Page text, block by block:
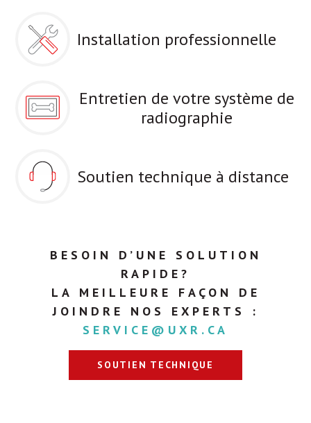
Installation professionnelle
Entretien de votre système de
radiographie
Soutien technique à distance
BESOIN D’UNE SOLUTION
RAPIDE?
LA MEILLEURE FAÇON DE
JOINDRE NOS EXPERTS :
SERVICE@UXR.CA
SOUTIEN TECHNIQUE